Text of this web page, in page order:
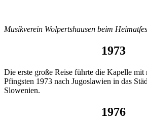
Musikverein Wolpertshausen beim
1973
Die erste große Reise führte die Kapelle mit
Pfingsten 1973 nach Jugoslawien in das
Slowenien.
1976